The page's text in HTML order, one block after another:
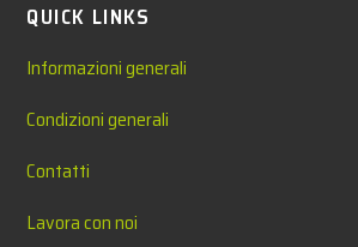
QUICK LINKS
Informazioni generali
Condizioni generali
Contatti
Lavora con noi